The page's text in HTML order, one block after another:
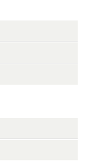
ているだけで幸せ
れて願いを込めま
。 末永く大切に致
ざいました。